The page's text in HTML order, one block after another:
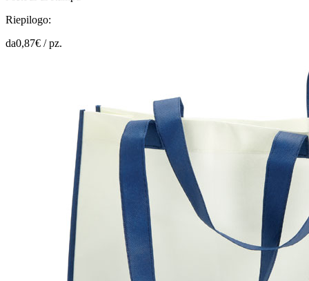
Riepilogo:
da0,87€ /pz.